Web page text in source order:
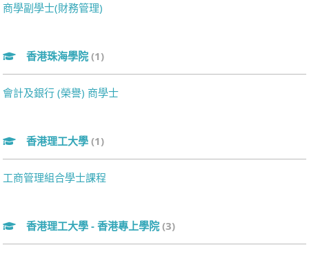
商學副學士(財務管理)
香港珠海學院 (1)
會計及銀行 (榮譽) 商學士
香港理工大學 (1)
工商管理組合學士課程
香港理工大學 - 香港專上學院 (3)